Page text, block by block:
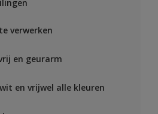
verwerken
en geurarm
en vrijwel alle kleuren